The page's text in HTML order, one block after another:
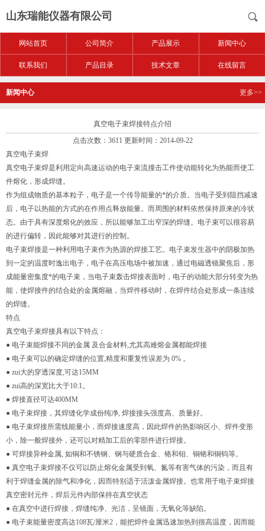
山东瑞能仪器有限公司
网站首页 公司简介 产品展示 新闻中心
联系我们 产品目录 技术文章 在线留言
新闻中心 更多>>
真空电子束焊接特点介绍
点击次数：3611 更新时间：2014-09-22
真空电子束焊
真空电子束焊是利用定向高速运动的电子束流撞击工件使动能转化为热能而使工
件熔化，形成焊缝。
作为组成物质的基本粒子，电子是一个传导能量的*的介质。当电子受到阻挡减速
后，电子以热能的方式的在作用点释放能量。而周围的材料依然保持原来的冷状
态。由于具有深度熔化的效应，所以能够加工出窄深的焊缝。电子束可以很容易
的进行偏转，因此能够对其进行的控制。
电子束焊接是一种利用电子束作为热源的焊接工艺。电子束发生器中的阴极加热
到一定的温度时逸出电子，电子在高压电场中被加速，通过电磁透镜聚焦后，形
成能量密集度*的电子束，当电子束轰击焊接表面时，电子的动能大部分转变为热
能，使焊接件的结合处的金属熔融，当焊件移动时，在焊件结合处形成一条连续
的焊缝。
特点
真空电子束焊接具有以下特点：
● 电子束能焊接不同的金属 及合金材料,尤其高难熔金属都能焊接
● 电子束可以的确定焊缝的位置,精度和重复性误差为 0% 。
● zui大的穿透深度,可达15MM
● zui高的深宽比大于10:1。
● 焊接直径可达400MM
● 电子束焊接，其焊缝化学成份纯净, 焊接接头强度高、质量好。
● 电子束焊接所需线能量小，而焊接速度高，因此焊件的热影响区小、焊件变形
小，除一般焊接外，还可以对精加工后的零部件进行焊接。
● 可焊接异种金属, 如铜和不锈钢、钢与硬质合金、铬和钼、铜铬和铜钨等。
● 真空电子束焊接不仅可以防止熔化金属受到氧、氮等有害气体的污染，而且有
利于焊缝金属的除气和净化，因而特别适于活泼金属焊接。也常用于电子束焊接
真空密封元件，焊后元件内部保持在真空状态
● 在真空中进行焊接，焊缝纯净、光洁，呈镜面，无氧化等缺陷。
● 电子束能量密度高达108瓦/厘米2，能把焊件金属迅速加热到很高温度，因而能